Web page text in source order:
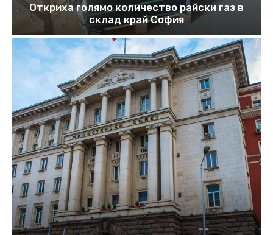
Откриха голямо количество райски газ в
склад край София